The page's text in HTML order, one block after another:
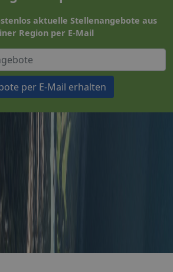
aktuelle Stellenangebote aus
Region per E-Mail
per E-Mail erhalten